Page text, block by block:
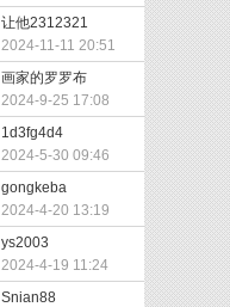
让他2312321
2024-11-11 20:51
画家的罗罗布
2024-9-25 17:08
1d3fg4d4
2024-5-30 09:46
gongkeba
2024-4-20 13:19
ys2003
2024-4-19 11:24
Snian88